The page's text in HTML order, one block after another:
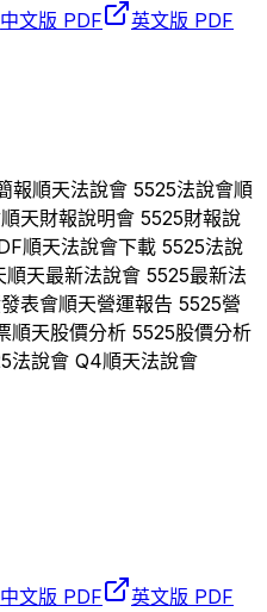
中文版 PDF
英文版 PDF
報順天法說會 5525法說會順
順天財報說明會 5525財報說
順天法說會下載 5525法說
順天最新法說會 5525最新法
表會順天營運報告 5525營
順天股價分析 5525股價分析
法說會 Q4順天法說會
中文版 PDF
英文版 PDF